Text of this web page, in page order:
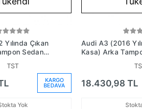
Çıkan
Sedan
TST
KARGO
BEDAVA
Yok
Audi A3 (2016
Kasa) Arka
8V5807067Fgru)
18.430,98 TL